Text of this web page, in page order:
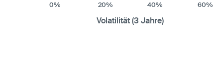
0% 20% 40% 60%
Volatilität (3 Jahre)